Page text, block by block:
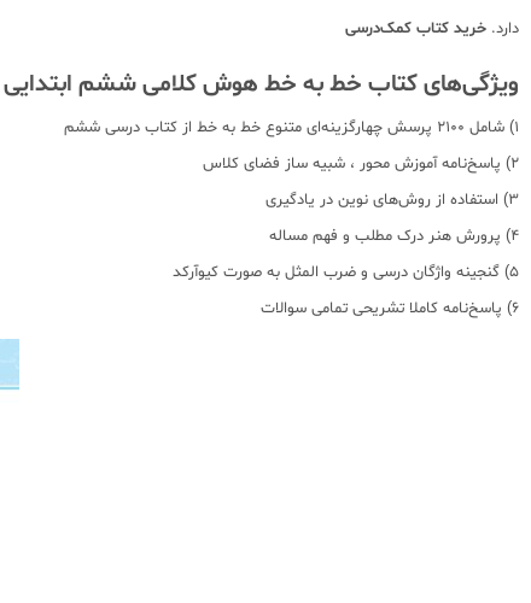
دارد. خرید کتاب کمک‌درسی
ویژگی‌های کتاب خط به خط هوش کلامی ششم
1) شامل 2100 پرسش چهارگزینه‌ای متنوع خط به خط از کتاب درسی ششم
2) پاسخ‌نامه آموزش محور ، شبیه ساز فضای کلاس
3) استفاده از روش‌های نوین در یادگیری
4) پرورش هنر درک مطلب و فهم مساله
5) گنجینه واژگان درسی و ضرب المثل به صورت کیوآرکد
6) پاسخ‌نامه کاملا تشریحی تمامی سوالات